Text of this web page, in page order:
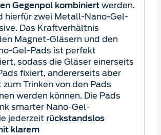
Gegenpol kombiniert werden.
hierfür zwei Metall-Nano-Gel-
Das Kraftverhältnis
Magnet-Gläsern und den
Gel-Pads ist perfekt
sodass die Gläser einerseits
fixiert, andererseits aber
Trinken von den Pads
werden können. Die Pads
smarter Nano-Gel-
jederzeit rückstandslos
klarem